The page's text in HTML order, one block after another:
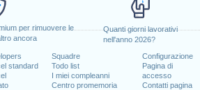
per rimuovere le
ancora
Quanti giorni lavorativi
nell'anno 2026?
standard
Squadre
Todo list
I miei compleanni
Centro promemoria
Configurazione
Pagina di
accesso
Contatti pagina